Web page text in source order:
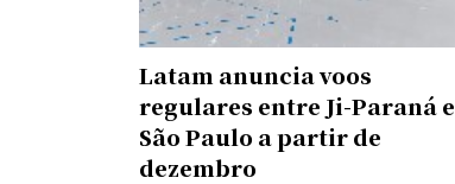
Latam anuncia voos
regulares entre Ji-Paraná e
São Paulo a partir de
dezembro